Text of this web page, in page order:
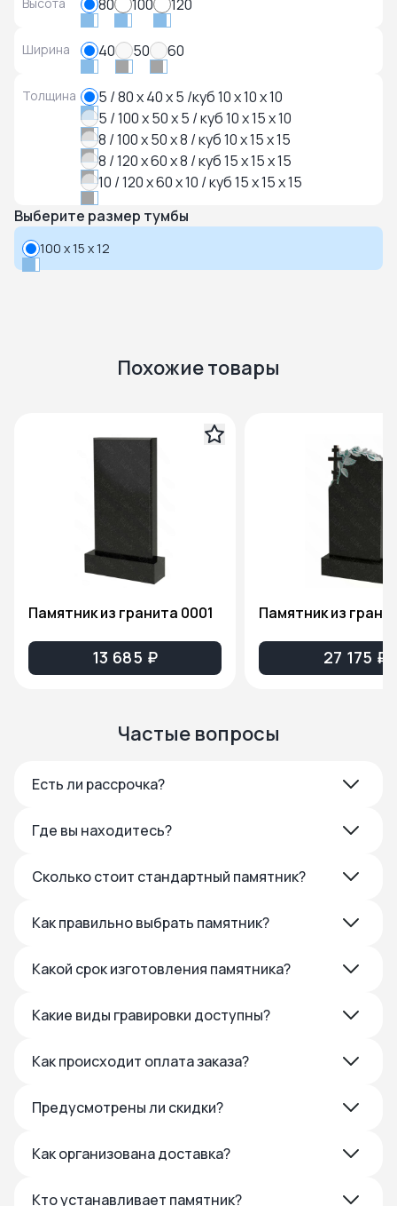
80 100 120
Ширина 40 50 60
Толщина
5 / 80 x 40 x 5 /куб 10 x 10 x 10
5 / 100 x 50 x 5 / куб 10 x 15 x 10
8 / 100 x 50 x 8 / куб 10 x 15 x 15
8 / 120 x 60 x 8 / куб 15 x 15 x 15
10 / 120 x 60 x 10 / куб 15 x 15 x 15
Выберите размер тумбы
100 x 15 x 12
Похожие товары
Памятник из гранита 0001
13 685 ₽ 27 175 ₽
Частые вопросы
Есть ли рассрочка?
Где вы находитесь?
Сколько стоит стандартный памятник?
Как правильно выбрать памятник?
Какой срок изготовления памятника?
Какие виды гравировки доступны?
Как происходит оплата заказа?
Предусмотрены ли скидки?
Как организована доставка?
Кто устанавливает памятник?